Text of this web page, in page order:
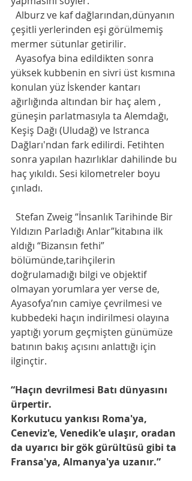
çeşitli yerlerinden eşi görülmemiş
mermer sütunlar getirilir.
yüksek kubbenin en sivri üst kısmına
konulan yüz İskender kantarı
ağırlığında altından bir haç alem ,
güneşin parlatmasıyla ta Alemdağı,
Keşiş Dağı (Uludağ) ve Istranca
Dağları'ndan fark edilirdi. Fetihten
sonra yapılan hazırlıklar dahilinde bu
haç yıkıldı. Sesi kilometreler boyu
çınladı.
Yıldızın Parladığı Anlar”kitabına ilk
aldığı “Bizansın fethi”
bölümünde,tarihçilerin
doğrulamadığı bilgi ve objektif
olmayan yorumlara yer verse de,
Ayasofya’nın camiye çevrilmesi ve
kubbedeki haçın indirilmesi olayına
yaptığı yorum geçmişten günümüze
batının bakış açısını anlattığı için
ilginçtir.
“Haçın devrilmesi Batı dünyasını
ürpertir.
Korkutucu yankısı Roma'ya,
Ceneviz'e, Venedik'e ulaşır, oradan
da uyarıcı bir gök gürültüsü gibi ta
Fransa'ya, Almanya'ya uzanır.”